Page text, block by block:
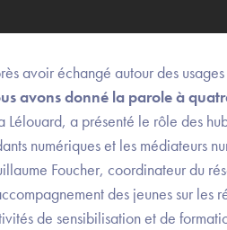
avoir échangé autour des
avons donné la parole à
Lélouard, a présenté le rôle des
numériques et les médiateurs
Foucher, coordinateur du
des jeunes sur
de sensibilisation et de